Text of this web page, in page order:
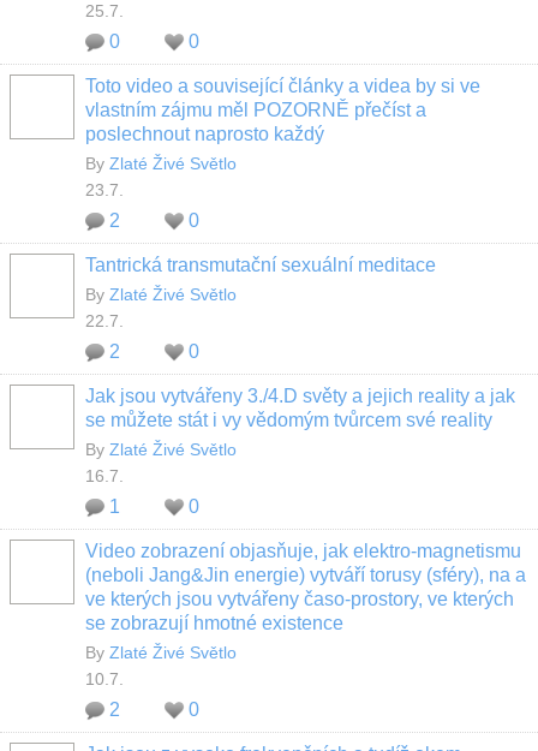
25.7.
0 0
Toto video a související články a videa by si ve
vlastním zájmu měl POZORNĚ přečíst a
poslechnout naprosto každý
By Zlaté Živé Světlo
23.7.
2 0
Tantrická transmutační sexuální meditace
By Zlaté Živé Světlo
22.7.
2 0
Jak jsou vytvářeny 3./4.D světy a jejich reality a jak
se můžete stát i vy vědomým tvůrcem své reality
By Zlaté Živé Světlo
16.7.
1 0
Video zobrazení objasňuje, jak elektro-magnetismu
(neboli Jang&Jin energie) vytváří torusy (sféry), na a
ve kterých jsou vytvářeny časo-prostory, ve kterých
se zobrazují hmotné existence
By Zlaté Živé Světlo
10.7.
2 0